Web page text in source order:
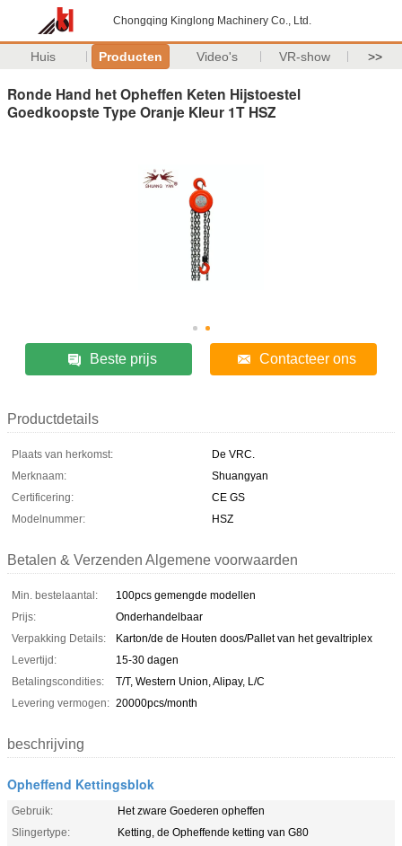
Chongqing Kinglong Machinery Co., Ltd.
Huis Producten Video's VR-show >>
Ronde Hand het Opheffen Keten Hijstoestel
Goedkoopste Type Oranje Kleur 1T HSZ
Beste prijs Contacteer ons
Productdetails
Plaats van herkomst:
De VRC.
Merknaam:
Shuangyan
Certificering:
CE GS
Modelnummer:
HSZ
Betalen & Verzenden Algemene voorwaarden
Min. bestelaantal:
100pcs gemengde modellen
Prijs:
Onderhandelbaar
Verpakking Details:
Karton/de de Houten doos/Pallet van het gevaltriplex
Levertijd:
15-30 dagen
Betalingscondities:
T/T, Western Union, Alipay, L/C
Levering vermogen: 20000pcs/month
beschrijving
Opheffend Kettingsblok
Gebruik:
Het zware Goederen opheffen
Slingertype:
Ketting, de Opheffende ketting van G80